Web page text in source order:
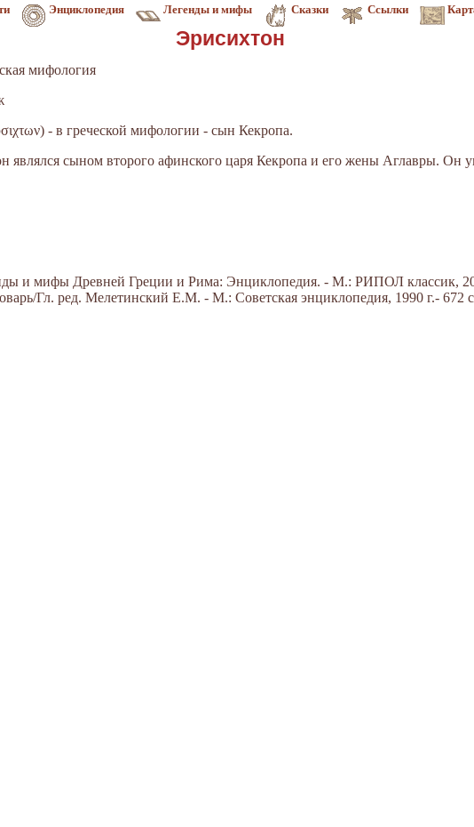
Энциклопедия Легенды и мифы Сказки Ссылки
Эрисихтон
мифология
- в греческой мифологии - сын Кекропа.
являлся сыном второго афинского царя Кекропа и его жены Аглавры. Он
и мифы Древней Греции и Рима: Энциклопедия. - М.: РИПОЛ классик,
Гл. ред. Мелетинский Е.М. - М.: Советская энциклопедия, 1990 г.- 672